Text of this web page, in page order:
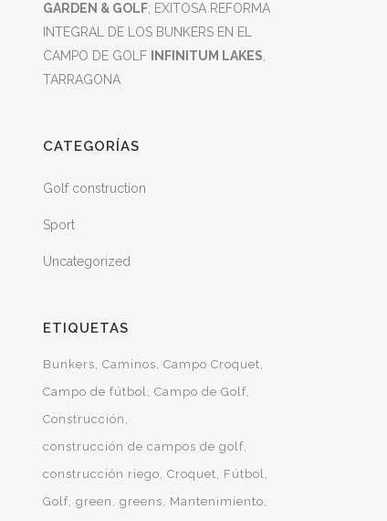
GARDEN & GOLF; EXITOSA REFORMA
INTEGRAL DE LOS BUNKERS EN EL
CAMPO DE GOLF
INFINITUM LAKES
TARRAGONA
CATEGORÍAS
Golf construction
Sport
Uncategorized
ETIQUETAS
Bunkers Caminos Campo Croquet
Campo de fútbol Campo de Golf
Construcción
construcción de campos de golf
construcción riego Croquet
Fútbol
Golf green greens
Mantenimiento